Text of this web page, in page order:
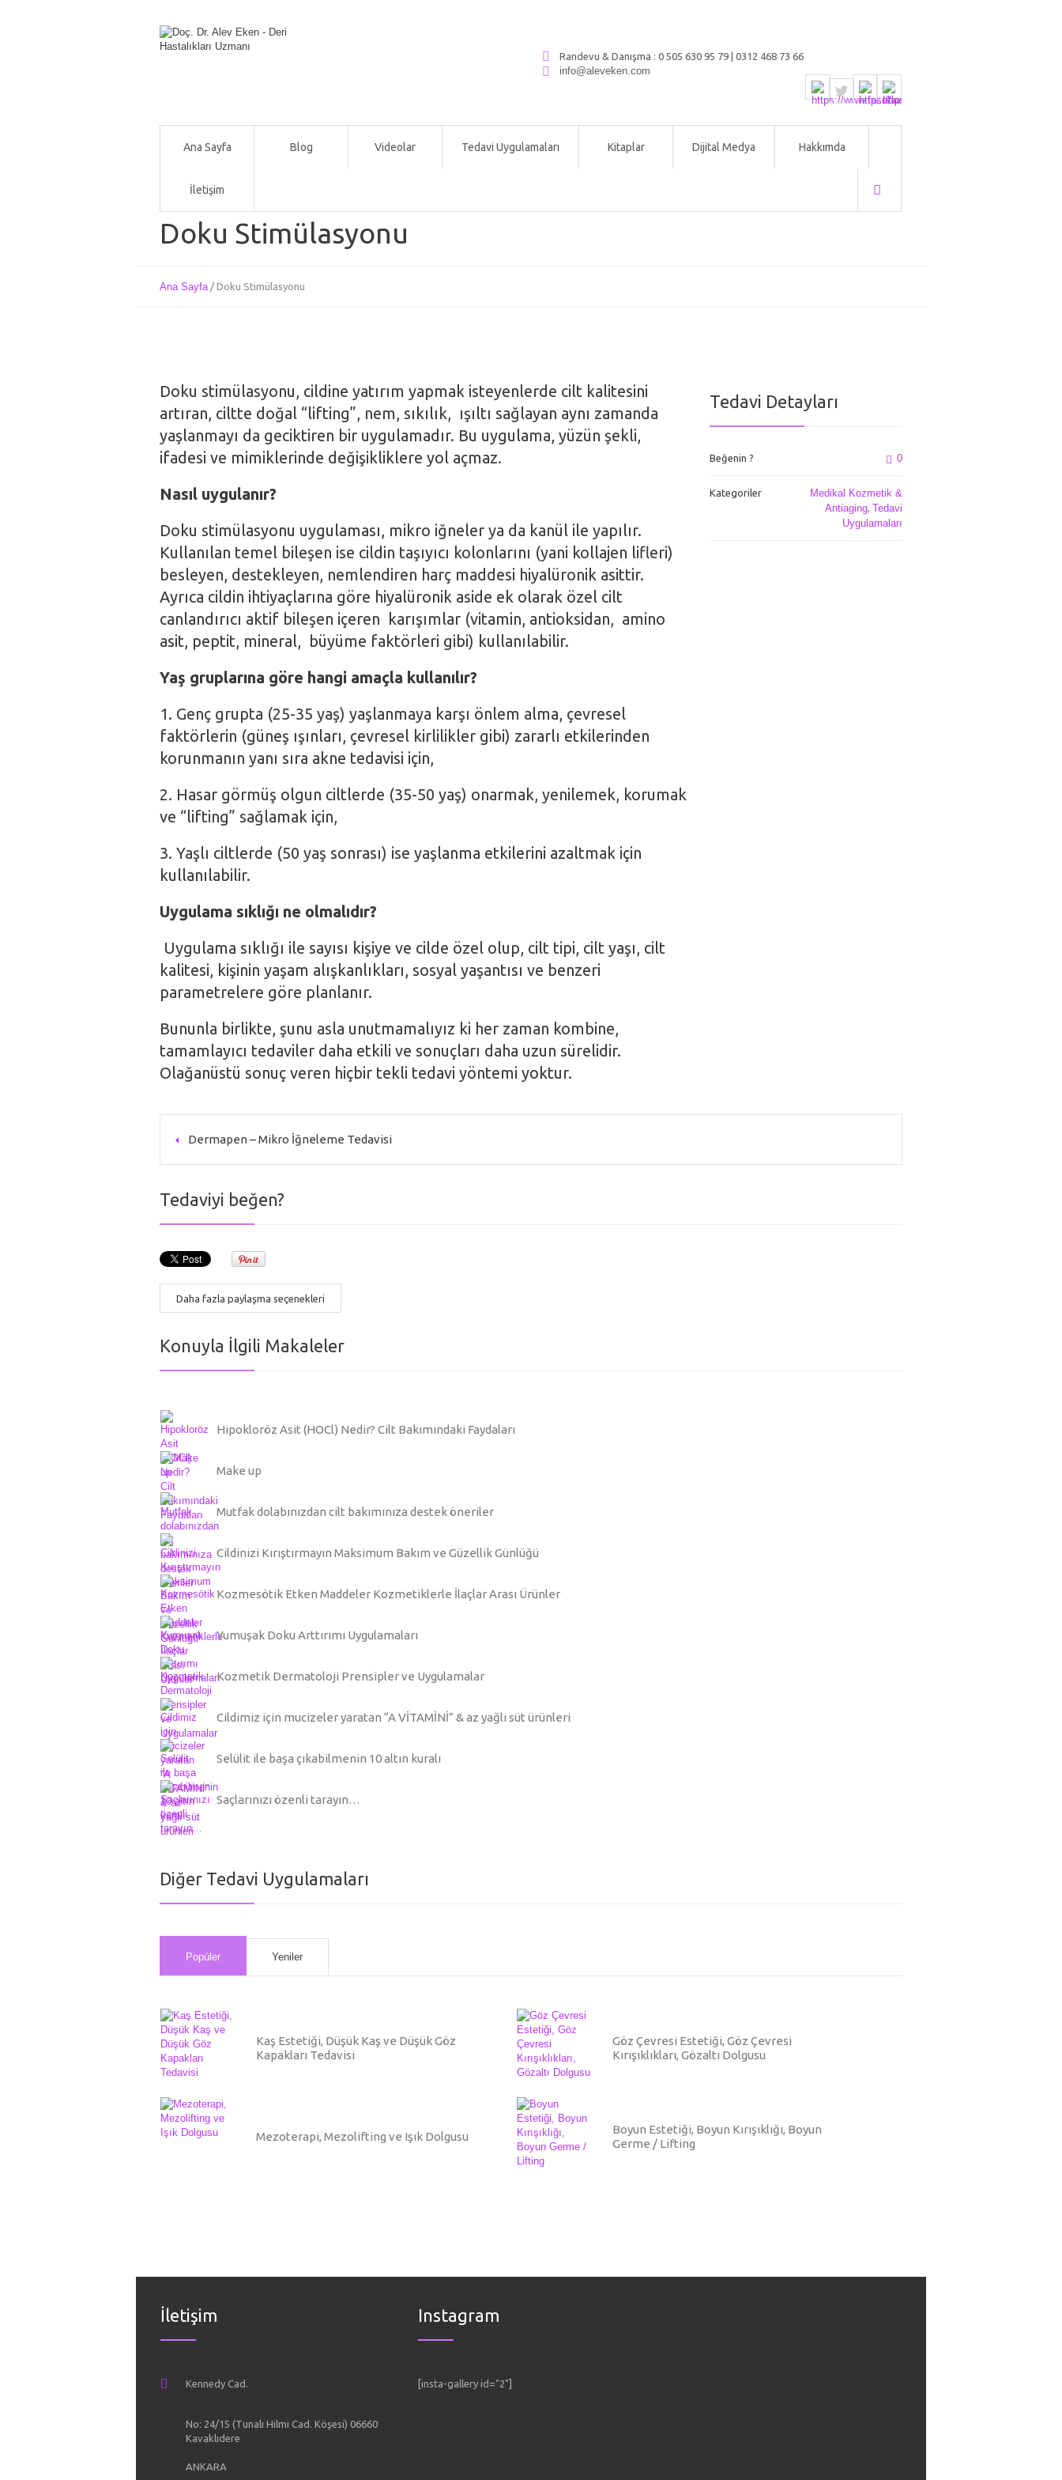
Randevu & Danışma : 0 505 630 95 79 | 0312 468 73 66
info@aleveken.com
Ana Sayfa Blog Videolar Tedavi Uygulamaları Kitaplar Dijital Medya Hakkımda
İletişim
Doku Stimülasyonu
Ana Sayfa / Doku Stimülasyonu
Doku stimülasyonu, cildine yatırım yapmak isteyenlerde cilt kalitesini
artıran, ciltte doğal “lifting”, nem, sıkılık, ışıltı sağlayan aynı zamanda
yaşlanmayı da geciktiren bir uygulamadır. Bu uygulama, yüzün şekli,
ifadesi ve mimiklerinde değişikliklere yol açmaz.
Nasıl uygulanır?
Doku stimülasyonu uygulaması, mikro iğneler ya da kanül ile yapılır.
Kullanılan temel bileşen ise cildin taşıyıcı kolonlarını (yani kollajen lifleri)
besleyen, destekleyen, nemlendiren harç maddesi hiyalüronik asittir.
Ayrıca cildin ihtiyaçlarına göre hiyalüronik aside ek olarak özel cilt
canlandırıcı aktif bileşen içeren karışımlar (vitamin, antioksidan, amino
asit, peptit, mineral, büyüme faktörleri gibi) kullanılabilir.
Yaş gruplarına göre hangi amaçla kullanılır?
1. Genç grupta (25-35 yaş) yaşlanmaya karşı önlem alma, çevresel
faktörlerin (güneş ışınları, çevresel kirlilikler gibi) zararlı etkilerinden
korunmanın yanı sıra akne tedavisi için,
2. Hasar görmüş olgun ciltlerde (35-50 yaş) onarmak, yenilemek, korumak
ve “lifting” sağlamak için,
3. Yaşlı ciltlerde (50 yaş sonrası) ise yaşlanma etkilerini azaltmak için
kullanılabilir.
Uygulama sıklığı ne olmalıdır?
Uygulama sıklığı ile sayısı kişiye ve cilde özel olup, cilt tipi, cilt yaşı, cilt
kalitesi, kişinin yaşam alışkanlıkları, sosyal yaşantısı ve benzeri
parametrelere göre planlanır.
Bununla birlikte, şunu asla unutmamalıyız ki her zaman kombine,
tamamlayıcı tedaviler daha etkili ve sonuçları daha uzun sürelidir.
Olağanüstü sonuç veren hiçbir tekli tedavi yöntemi yoktur.
Tedavi Detayları
Beğenin ? 0
Kategoriler
Medikal Kozmetik &
Antiaging, Tedavi
Uygulamaları
Dermapen – Mikro İğneleme Tedavisi
Tedaviyi beğen?
Daha fazla paylaşma seçenekleri
Konuyla İlgili Makaleler
Hipokloröz Asit (HOCl) Nedir? Cilt Bakımındaki Faydaları
Make up
Mutfak dolabınızdan cilt bakımınıza destek öneriler
Cildinizi Kırıştırmayın Maksimum Bakım ve Güzellik Günlüğü
Kozmesötik Etken Maddeler Kozmetiklerle İlaçlar Arası Ürünler
Yumuşak Doku Arttırımı Uygulamaları
Kozmetik Dermatoloji Prensipler ve Uygulamalar
Cildimiz için mucizeler yaratan “A VİTAMİNİ” & az yağlı süt ürünleri
Selülit ile başa çıkabilmenin 10 altın kuralı
Saçlarınızı özenli tarayın…
Diğer Tedavi Uygulamaları
Popüler Yeniler
Kaş Estetiği, Düşük Kaş ve Düşük Göz
Kapakları Tedavisi
Göz Çevresi Estetiği, Göz Çevresi
Kırışıklıkları, Gözaltı Dolgusu
Mezoterapi, Mezolifting ve Işık Dolgusu
Boyun Estetiği, Boyun Kırışıklığı, Boyun
Germe / Lifting
İletişim
Kennedy Cad.
No: 24/15 (Tunalı Hilmi Cad. Köşesi) 06660
Kavaklıdere
ANKARA
Instagram
[insta-gallery id="2"]